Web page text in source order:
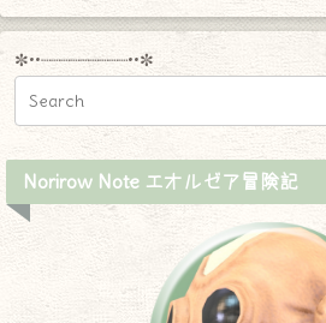
✼••┈┈┈┈┈┈┈┈┈••✼
Norirow Note エオルゼア冒険記